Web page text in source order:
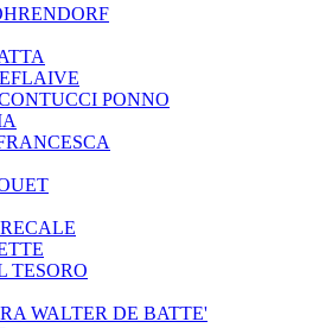
PONNO
TESORO
WALTER DE BATTE'